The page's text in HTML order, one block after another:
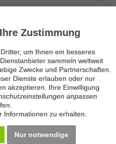
Zustimmung
um Ihnen ein besseres
sammeln weltweit
Zwecke und Partnerschaften.
Dienste erlauben oder nur
akzeptieren. Ihre Einwilligung
anpassen
Informationen zu erhalten.
Nur notwendige